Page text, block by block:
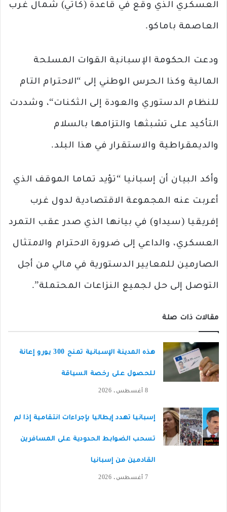
العسكري الذي وقع في قاعدة (كاتي) شمال غرب
العاصمة باماكو.
ودعت الحكومة الإسبانية القوات المسلحة
المالية وكذا الحرس الوطني إلى “الاحترام التام
للنظام الدستوري والعودة إلى الثكنات“، وشددت
التأكيد على تشبثها والتزامها بالسلام
والديمقراطية والاستقرار في هذا البلد.
وأكد البيان أن إسبانيا “تؤيد تماما الموقف الذي
أعربت عنه المجموعة الاقتصادية لدول غرب
إفريقيا (سيداو) في بيانها الذي صدر عقب التمرد
العسكري، والداعي إلى ضرورة الاحترام والامتثال
الصارمين للمعايير الدستورية في مالي من أجل
التوصل إلى حل لجميع النزاعات المحتملة”.
مقالات ذات صلة
هذه المدينة الإسبانية تمنح 300 يورو إعانة
للحصول على رخصة السياقة
8 أغسطس، 2026
إسبانيا تهدد إيطاليا بإجراءات انتقامية إذا لم
تسحب الضوابط الحدودية على المسافرين
القادمين من إسبانيا
7 أغسطس، 2026